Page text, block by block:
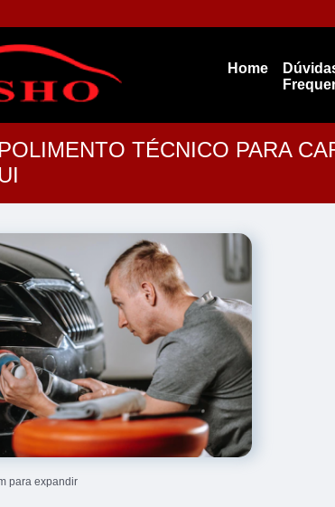
Home
TÉCNICO PARA
para expandir